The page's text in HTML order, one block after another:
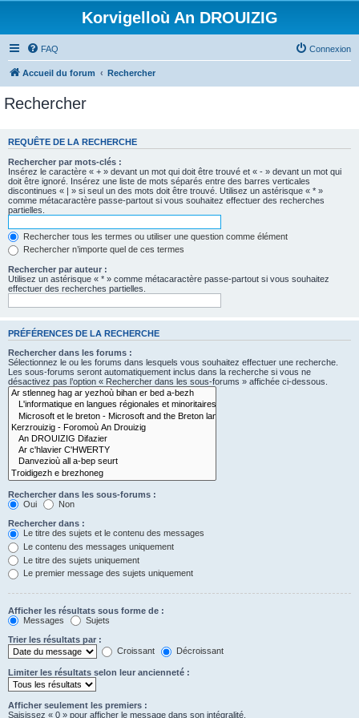
Korvigelloù An DROUIZIG
FAQ Connexion
Accueil du forum Rechercher
Rechercher
REQUÊTE DE LA RECHERCHE
Rechercher par mots-clés :
Insérez le caractère « + » devant un mot qui doit être trouvé et « - » devant un mot qui
doit être ignoré. Insérez une liste de mots séparés entre des barres verticales
discontinues « | » si seul un des mots doit être trouvé. Utilisez un astérisque « * »
comme métacaractère passe-partout si vous souhaitez effectuer des recherches
partielles.
Rechercher tous les termes ou utiliser une question comme élément
Rechercher n’importe quel de ces termes
Rechercher par auteur :
Utilisez un astérisque « * » comme métacaractère passe-partout si vous souhaitez
effectuer des recherches partielles.
PRÉFÉRENCES DE LA RECHERCHE
Rechercher dans les forums :
Sélectionnez le ou les forums dans lesquels vous souhaitez effectuer une recherche.
Les sous-forums seront automatiquement inclus dans la recherche si vous ne
désactivez pas l’option « Rechercher dans les sous-forums » affichée ci-dessous.
Rechercher dans les sous-forums :
Oui
Non
Rechercher dans :
Le titre des sujets et le contenu des messages
Le contenu des messages uniquement
Le titre des sujets uniquement
Le premier message des sujets uniquement
Afficher les résultats sous forme de :
Messages
Sujets
Trier les résultats par :
Croissant
Décroissant
Limiter les résultats selon leur ancienneté :
Afficher seulement les premiers :
Saisissez « 0 » pour afficher le message dans son intégralité.